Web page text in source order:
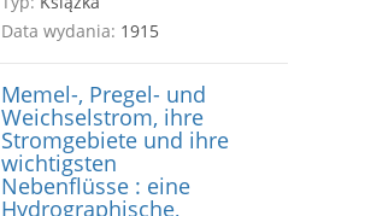
Data wydania: 1915
Memel-, Pregel- und
Weichselstrom, ihre
Stromgebiete und ihre
wichtigsten
Nebenflüsse : eine
Hydrographische,